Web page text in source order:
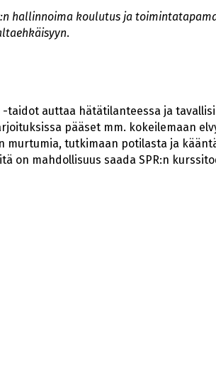
hallinnoima koulutus ja
.
taidot auttaa hätätilanteessa ja
pääset mm. kokeilemaan
murtumia, tutkimaan potilasta ja
on mahdollisuus saada SPR:n